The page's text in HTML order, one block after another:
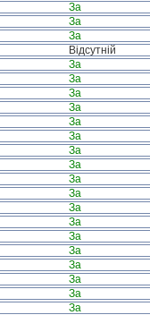
За
За
За
Відсутній
За
За
За
За
За
За
За
За
За
За
За
За
За
За
За
За
За
За